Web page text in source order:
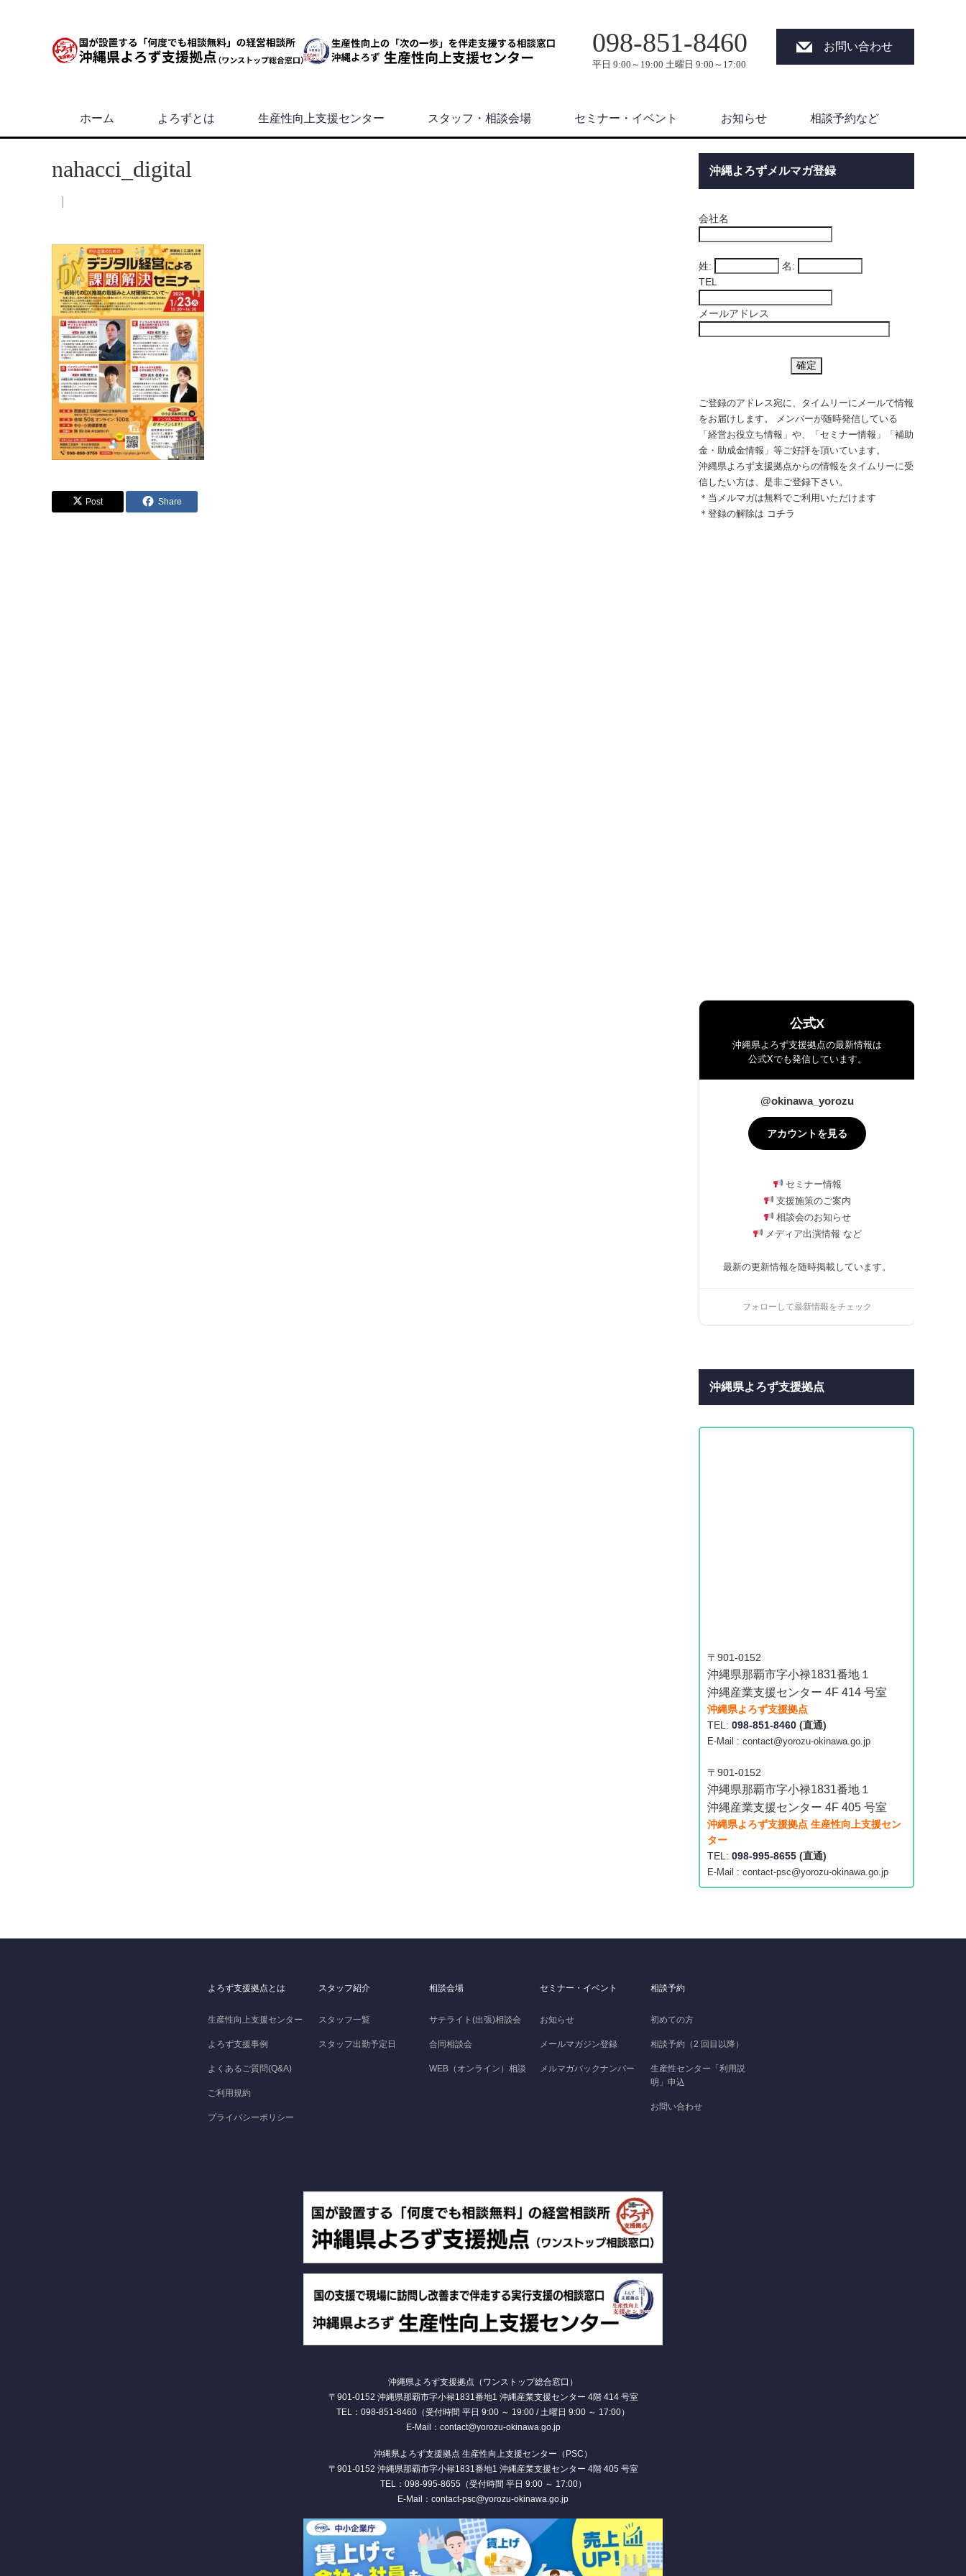
098-851-8460
平日 9:00～19:00 土曜日 9:00～17:00
お問い合わせ
ホーム よろずとは 生産性向上支援センター スタッフ・相談会場 セミナー・イベント お知らせ 相談予約など
nahacci_digital
Post Share
沖縄よろずメルマガ登録
会社名
姓:
名:
TEL
メールアドレス
ご登録のアドレス宛に、タイムリーにメールで情報
をお届けします。 メンバーが随時発信している
「経営お役立ち情報」や、「セミナー情報」「補助
金・助成金情報」等ご好評を頂いています。
沖縄県よろず支援拠点からの情報をタイムリーに受
信したい方は、是非ご登録下さい。
＊当メルマガは無料でご利用いただけます
＊登録の解除は コチラ
公式X
沖縄県よろず支援拠点の最新情報は
公式Xでも発信しています。
@okinawa_yorozu
アカウントを見る
セミナー情報
支援施策のご案内
相談会のお知らせ
メディア出演情報 など
最新の更新情報を随時掲載しています。
フォローして最新情報をチェック
沖縄県よろず支援拠点
〒901-0152
沖縄県那覇市字小禄1831番地１
沖縄産業支援センター 4F 414 号室
沖縄県よろず支援拠点
TEL: 098-851-8460 (直通)
E-Mail : contact@yorozu-okinawa.go.jp
〒901-0152
沖縄県那覇市字小禄1831番地１
沖縄産業支援センター 4F 405 号室
沖縄県よろず支援拠点 生産性向上支援セン
ター
TEL: 098-995-8655 (直通)
E-Mail : contact-psc@yorozu-okinawa.go.jp
よろず支援拠点とは
生産性向上支援センター
よろず支援事例
よくあるご質問(Q&A)
ご利用規約
プライバシーポリシー
スタッフ紹介
スタッフ一覧
スタッフ出勤予定日
相談会場
サテライト(出張)相談会
合同相談会
WEB（オンライン）相談
セミナー・イベント
お知らせ
メールマガジン登録
メルマガバックナンバー
相談予約
初めての方
相談予約（2 回目以降）
生産性センター「利用説
明」申込
お問い合わせ
沖縄県よろず支援拠点（ワンストップ総合窓口）
〒901-0152 沖縄県那覇市字小禄1831番地1 沖縄産業支援センター 4階 414 号室
TEL：098-851-8460（受付時間 平日 9:00 ～ 19:00 / 土曜日 9:00 ～ 17:00）
E-Mail：contact@yorozu-okinawa.go.jp
沖縄県よろず支援拠点 生産性向上支援センター（PSC）
〒901-0152 沖縄県那覇市字小禄1831番地1 沖縄産業支援センター 4階 405 号室
TEL：098-995-8655（受付時間 平日 9:00 ～ 17:00）
E-Mail：contact-psc@yorozu-okinawa.go.jp